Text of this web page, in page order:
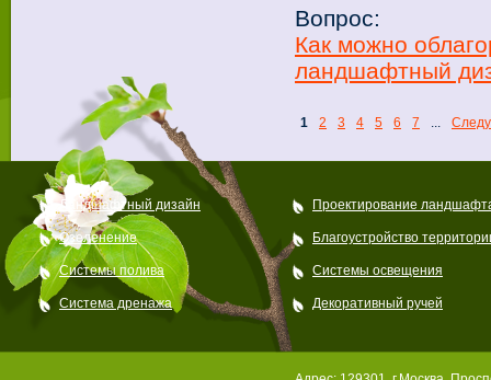
Вопрос:
Как можно
ландшафтный
1 2 3 4 5 6 7 ...
Ландшафтный дизайн Проектирование
Озеленение Благоустройство
Системы полива Системы освещения
Система дренажа Декоративный ручей